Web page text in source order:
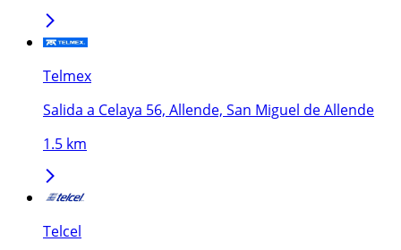
Telmex
Salida a Celaya 56, Allende, San Miguel de Allende
1.5 km
Telcel